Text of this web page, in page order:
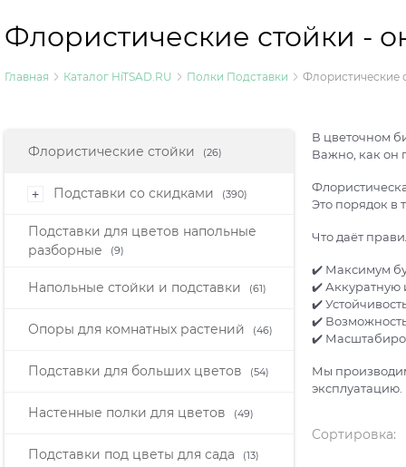
Флористические стойки -
Главная Каталог HiTSAD.RU Полки Подставки Флористические
Флористические стойки (26)
+ Подставки со скидками (390)
Подставки для цветов напольные
разборные
(9)
Напольные стойки и подставки (61)
Опоры для комнатных растений (46)
Подставки для больших цветов (54)
Настенные полки для цветов (49)
Подставки под цветы для сада (13)
В цветочном
Важно, как он
Это порядок в
Что даёт
✔️ Максимум
✔️ Аккуратную
✔️
✔️
✔️
Мы
эксплуатацию.
Сортировка: